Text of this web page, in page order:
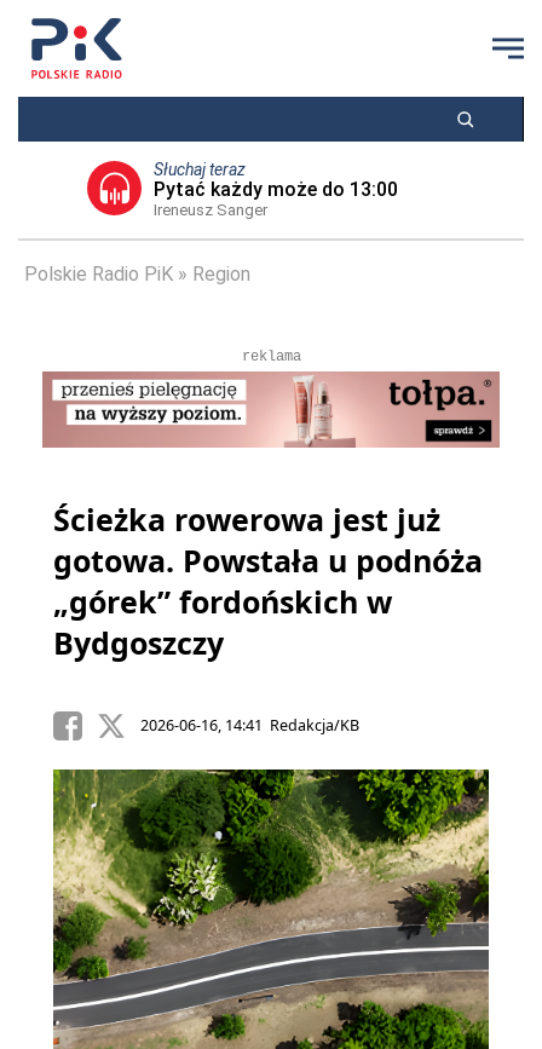
Słuchaj teraz
Pytać każdy może do 13:00
Ireneusz Sanger
Polskie Radio PiK Region
reklama
Ścieżka rowerowa jest już
gotowa. Powstała u podnóża
„górek” fordońskich w
Bydgoszczy
2026-06-16, 14:41 Redakcja/KB